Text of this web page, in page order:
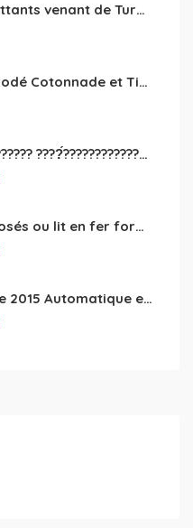
Armoires 3 battants venant de Turquie disponibles
Patch Voile Brodé Cotonnade et Tinu Minu de l’Inde ???????? ????
???????????????????? ????́???????????????????????????????????????? à vendre
Des lit superposés ou lit en fer forgé grande classes disponible
*Kia K7* *Année 2015 Automatique essence ⛽️ 4 cylindres 2.0